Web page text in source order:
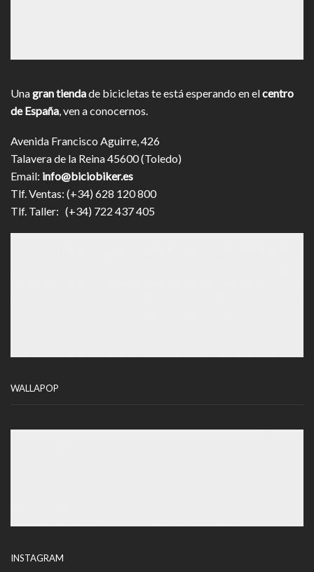
Unagran tiendade bicicletas te está esperando en elcentro
de España , ven a conocernos.
Avenida Francisco Aguirre, 426
Talavera de la Reina 45600 (Toledo)
Email: info@biciobiker.es
Tlf. Ventas: (+34) 628 120 800
Tlf. Taller: (+34) 722 437 405
WALLAPOP
INSTAGRAM